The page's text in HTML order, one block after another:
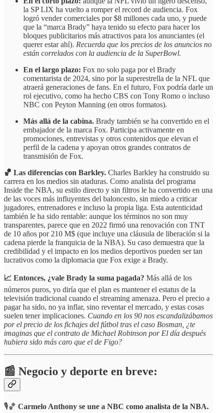
la SP LIX ha vuelto a romper el record de audiencia. Fox
logró vender comerciales por $8 millones cada uno, y puede
que la “marca Brady” haya tenido su efecto para hacer los
bloques publicitarios más atractivos para los anunciantes (el
querer estar ahí). Recuerda que los precios de los anuncios no
están correlados con la audiencia de la SuperBowl.
En el largo plazo: Fox no solo paga por el Brady
comentarista de 2024, sino por la superestrella de la NFL que
atraerá generaciones de fans. En el futuro, Fox podría darle un
rol ejecutivo, como ha hecho CBS con Tony Romo o incluso
NBC con Peyton Manning (en otros formatos).
Más allá de la cabina. Brady también se ha convertido en el
embajador de la marca Fox. Participa activamente en
promociones, entrevistas y otros contenidos que elevan el
perfil de la cadena y apoyan otros grandes contratos de
transmisión de Fox.
🏀 Las diferencias con Barkley. Charles Barkley ha construido su
carrera en los medios sin ataduras. Como analista del programa
Inside the NBA, su estilo directo y sin filtros le ha convertido en una
de las voces más influyentes del baloncesto, sin miedo a criticar
jugadores, entrenadores e incluso la propia liga. Esta autenticidad
también le ha sido rentable: aunque los términos no son muy
transparentes, parece que en 2022 firmó una renovación con TNT
de 10 años por 210 M$ (que incluye una cláusula de liberación si la
cadena pierde la franquicia de la NBA). Su caso demuestra que la
credibilidad y el impacto en los medios deportivos pueden ser tan
lucrativos como la diplomacia que Fox exige a Brady.
📈 Entonces, ¿vale Brady la suma pagada? Más allá de los
números puros, yo diría que el plan es mantener el estatus de la
televisión tradicional cuando el streaming amenaza. Pero el precio a
pagar ha sido, no ya inflar, sino reventar el mercado, y estas cosas
suelen tener implicaciones. Cuando en los 90 nos escandalizábamos
por el precio de los fichajes del fútbol tras el caso Bosman, ¿te
imaginas que el contrato de Michael Robinson por El día después
hubiera sido más caro que el de Figo?
📰 Negocio y deporte en breve:
🎙️🏀 Carmelo Anthony se une a NBC como analista de la NBA.